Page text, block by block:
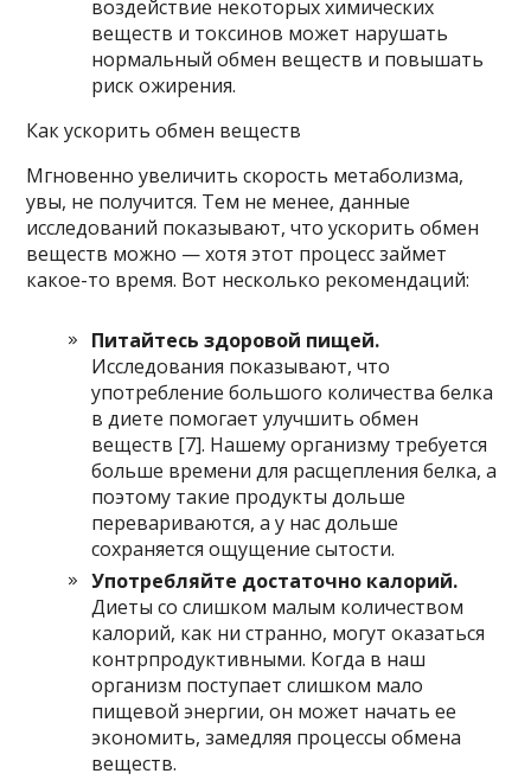
воздействие некоторых химических
веществ и токсинов может нарушать
нормальный обмен веществ и повышать
риск ожирения.
Как ускорить обмен веществ
Мгновенно увеличить скорость метаболизма,
увы, не получится. Тем не менее, данные
исследований показывают, что ускорить обмен
веществ можно — хотя этот процесс займет
какое-то время. Вот несколько рекомендаций:
Питайтесь здоровой пищей.
Исследования показывают, что
употребление большого количества белка
в диете помогает улучшить обмен
веществ [7]. Нашему организму требуется
больше времени для расщепления белка, а
поэтому такие продукты дольше
перевариваются, а у нас дольше
сохраняется ощущение сытости.
Употребляйте достаточно калорий.
Диеты со слишком малым количеством
калорий, как ни странно, могут оказаться
контрпродуктивными. Когда в наш
организм поступает слишком мало
пищевой энергии, он может начать ее
экономить, замедляя процессы обмена
веществ.